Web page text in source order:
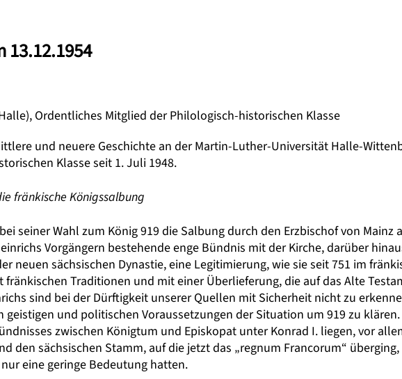
13.12.1954
Ordentliches Mitglied der Philologisch-historischen Klasse
und neuere Geschichte an der Martin-Luther-Universität Halle-
Klasse seit 1. Juli 1948.
fränkische Königssalbung
seiner Wahl zum König 919 die Salbung durch den Erzbischof von
Vorgängern bestehende enge Bündnis mit der Kirche, darüber
neuen sächsischen Dynastie, eine Legitimierung, wie sie seit 751 im
fränkischen Traditionen und mit einer Überlieferung, die auf das Alte
sind bei der Dürftigkeit unserer Quellen mit Sicherheit nicht zu
geistigen und politischen Voraussetzungen der Situation um 919 zu
zwischen Königtum und Episkopat unter Konrad I. liegen, vor
den sächsischen Stamm, auf die jetzt das „regnum Francorum“
eine geringe Bedeutung hatten.